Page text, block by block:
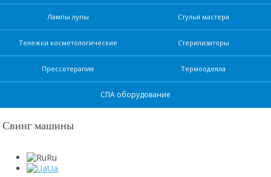
Лампы лупы Стулья мастера
Тележки косметологические Стерилизаторы
Прессотерапия Термоодеяла
СПА оборудование
Свинг машины
Ru
Ua